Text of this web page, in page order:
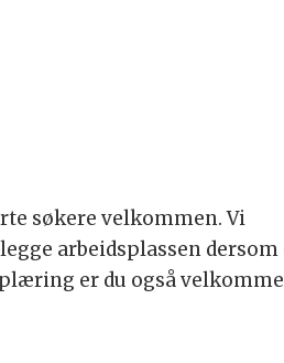
søkere velkommen. Vi
arbeidsplassen dersom
er du også